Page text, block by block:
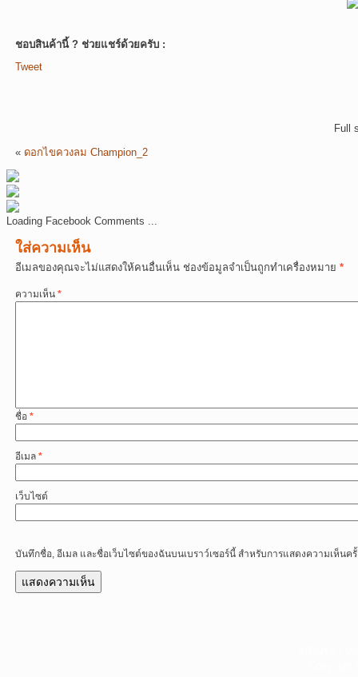
ชอบสินค้านี้ ? ช่วยแชร์ด้วยครับ :
Tweet
Full
« ดอกไขควงลม Champion_2
Loading Facebook Comments ...
ใส่ความเห็น
อีเมลของคุณจะไม่แสดงให้คนอื่นเห็น ช่องข้อมูลจำเป็นถูกทำเครื่องหมาย *
ความเห็น *
ชื่อ *
อีเมล *
เว็บไซต์
บันทึกชื่อ, อีเมล และชื่อเว็บไซต์ของฉันบนเบราว์เซอร์นี้ สำหรับการแสดงความเห็นค